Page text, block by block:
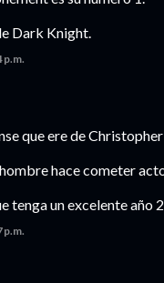
Dark Knight.
p.m.
que ere de
hace cometer
tenga un excelente año
p.m.